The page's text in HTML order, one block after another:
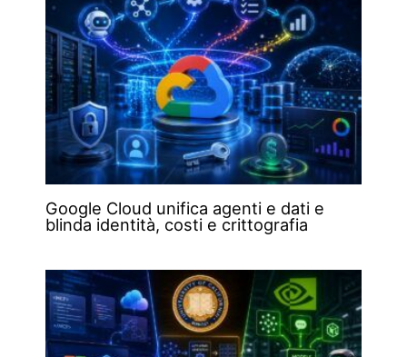
Google Cloud unifica agenti e dati e
blinda identità, costi e crittografia